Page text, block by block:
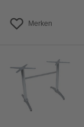
Merken